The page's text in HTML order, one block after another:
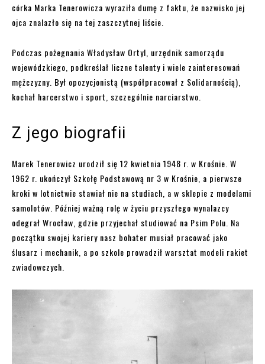
córka Marka Tenerowicza wyraziła dumę z faktu, że nazwisko jej
ojca znalazło się na tej zaszczytnej liście.
Podczas pożegnania Władysław Ortyl, urzędnik samorządu
wojewódzkiego, podkreślał liczne talenty i wiele zainteresowań
mężczyzny. Był opozycjonistą (współpracował z Solidarnością),
kochał harcerstwo i sport, szczególnie narciarstwo.
Z jego biografii
Marek Tenerowicz urodził się 12 kwietnia 1948 r. w Krośnie. W
1962 r. ukończył Szkołę Podstawową nr 3 w Krośnie, a pierwsze
kroki w lotnictwie stawiał nie na studiach, a w sklepie z modelami
samolotów. Później ważną rolę w życiu przyszłego wynalazcy
odegrał Wrocław, gdzie przyjechał studiować na Psim Polu. Na
początku swojej kariery nasz bohater musiał pracować jako
ślusarz i mechanik, a po szkole prowadził warsztat modeli rakiet
zwiadowczych.